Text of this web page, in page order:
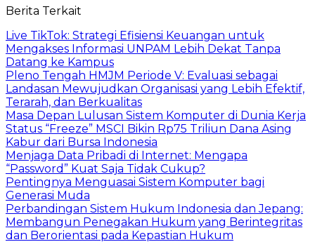
Berita Terkait
Live TikTok: Strategi Efisiensi Keuangan untuk
Mengakses Informasi UNPAM Lebih Dekat Tanpa
Datang ke Kampus
Pleno Tengah HMJM Periode V: Evaluasi sebagai
Landasan Mewujudkan Organisasi yang Lebih Efektif,
Terarah, dan Berkualitas
Masa Depan Lulusan Sistem Komputer di Dunia Kerja
Status “Freeze” MSCI Bikin Rp75 Triliun Dana Asing
Kabur dari Bursa Indonesia
Menjaga Data Pribadi di Internet: Mengapa
“Password” Kuat Saja Tidak Cukup?
Pentingnya Menguasai Sistem Komputer bagi
Generasi Muda
Perbandingan Sistem Hukum Indonesia dan Jepang:
Membangun Penegakan Hukum yang Berintegritas
dan Berorientasi pada Kepastian Hukum